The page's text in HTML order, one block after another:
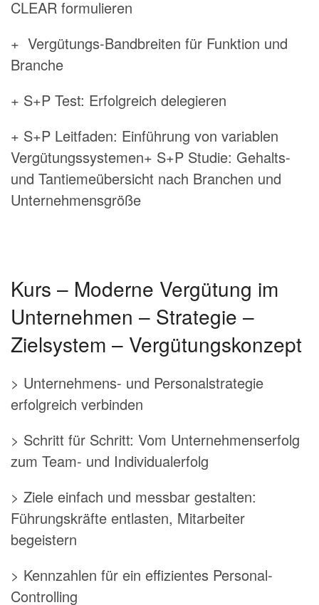
CLEAR formulieren
+ Vergütungs-Bandbreiten für Funktion und
Branche
+ S+P Test: Erfolgreich delegieren
+ S+P Leitfaden: Einführung von variablen
Vergütungssystemen+ S+P Studie: Gehalts-
und Tantiemeübersicht nach Branchen und
Unternehmensgröße
Kurs – Moderne Vergütung im
Unternehmen – Strategie –
Zielsystem – Vergütungskonzept
> Unternehmens- und Personalstrategie
erfolgreich verbinden
> Schritt für Schritt: Vom Unternehmenserfolg
zum Team- und Individualerfolg
> Ziele einfach und messbar gestalten:
Führungskräfte entlasten, Mitarbeiter
begeistern
> Kennzahlen für ein effizientes Personal-
Controlling